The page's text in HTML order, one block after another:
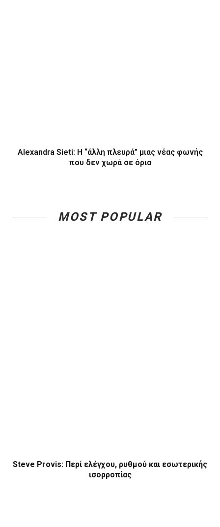
Alexandra Sieti: Η “άλλη πλευρά” μιας νέας φωνής
που δεν χωρά σε όρια
MOST POPULAR
Steve Provis: Περί ελέγχου, ρυθμού και εσωτερικής
ισορροπίας